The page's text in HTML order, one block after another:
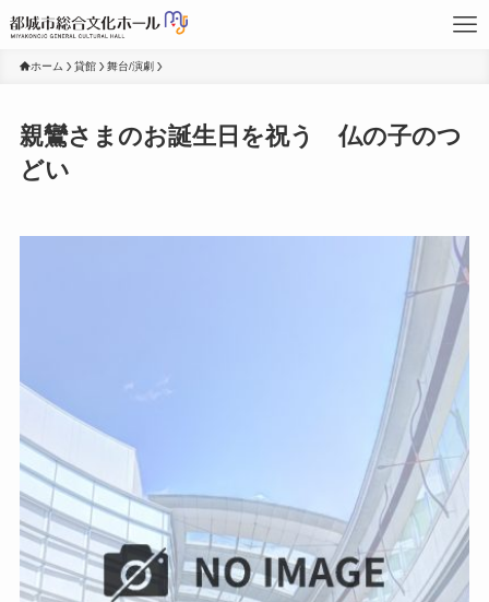
ホーム 貸館 舞台/演劇
親鸞さまのお誕生日を祝う 仏の子のつ
どい